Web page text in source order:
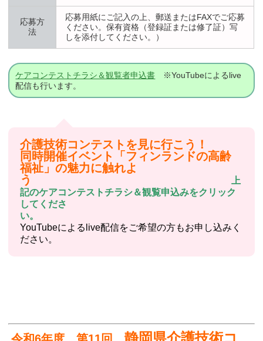
応募方
法
応募用紙にご記入の上、郵送またはFAXでご応募
ください。保有資格（登録証または修了証）写
しを添付してください。）
ケアコンテストチラシ＆観覧者申込書 ※YouTubeによるlive
配信も行います。
介護技術コンテストを見に行こう！
同時開催イベント「フィンランドの高齢
福祉」の魅力に触れよ
う
上
記のケアコンテストチラシ＆観覧申込みをクリック
してくださ
い。
YouTubeによるlive配信をご希望の方もお申し込みく
ださい。
静岡県介護技術コ